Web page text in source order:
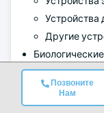
Позвоните
Нам
Устройства
Другие
Заменители